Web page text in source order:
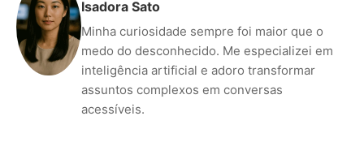
Isadora Sato
Minha curiosidade sempre foi maior que o
medo do desconhecido. Me especializei em
inteligência artificial e adoro transformar
assuntos complexos em conversas
acessíveis.